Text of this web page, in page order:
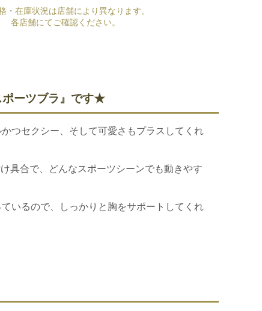
ブ
ェ
カ
プ
き
T031
・在庫状況は店舗により異なります。
各店舗にてご確認ください。
ポーツブラ』です★
つセクシー、そして可愛さもプラスしてくれ
具合で、どんなスポーツシーンでも動きやす
いるので、しっかりと胸をサポートしてくれ